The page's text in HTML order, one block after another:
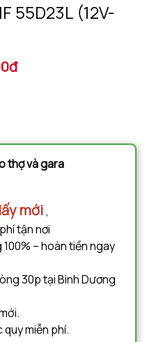
55D23L (12V-
thợ và gara
mới,
tận nơi
– hoàn tiền ngay
30p tại Bình Dương
miễn phí.